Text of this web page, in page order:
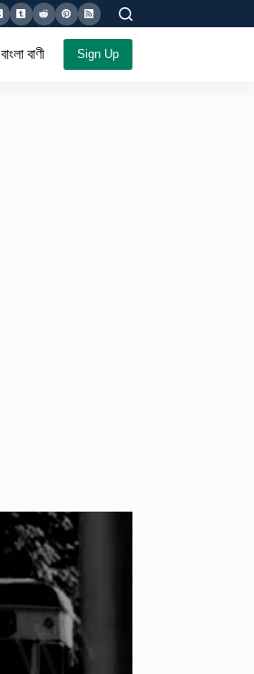
বাংলা বাণী সমগ্র Sign Up